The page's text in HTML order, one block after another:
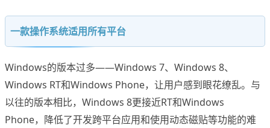
一款操作系统适用所有平台
Windows的版本过多——Windows 7、Windows 8、
Windows RT和Windows Phone，让用户感到眼花缭乱。与
以往的版本相比，Windows 8更接近RT和Windows
Phone，降低了开发跨平台应用和使用动态磁贴等功能的难